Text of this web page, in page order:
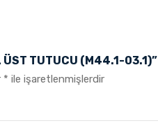
ÜST TUTUCU (M44.1-03.1)”
* ile işaretlenmişlerdir